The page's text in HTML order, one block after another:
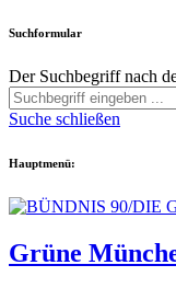
Suchformular
Der Suchbegriff nach
Suche schließen
Hauptmenü:
Grüne